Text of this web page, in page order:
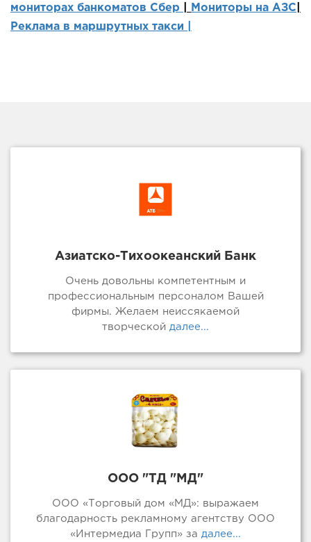
мониторах банкоматов Сбер
Мониторы на АЗС
Реклама в маршрутных такси |
Азиатско-Тихоокеанский Банк
Очень довольны компетентным и
профессиональным персоналом Вашей
фирмы. Желаем неиссякаемой
творческой далее...
ООО "ТД "МД"
ООО «Торговый дом «МД»: выражаем
благодарность рекламному агентству ООО
«Интермедиа Групп» за далее...